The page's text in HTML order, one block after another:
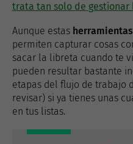
trata tan solo de gestionar
Aunque estas
permiten capturar cosas
sacar la libreta cuando te
pueden resultar bastante
etapas del flujo de trabajo
revisar) si ya tienes unas
en tus listas.